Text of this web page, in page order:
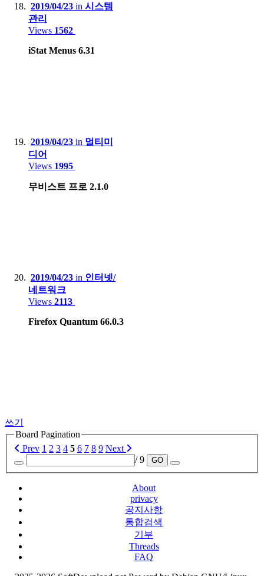
2019/04/23 in 시스템
관리
Views 1562
iStat Menus 6.31
2019/04/23 in 멀티미
디어
Views 1995
무비스트 프로 2.1.0
2019/04/23 in 인터넷/
네트워크
Views 2113
Firefox Quantum 66.0.3
쓰기
Board Pagination
Prev 1 2 3 4 5 6 7 8 9 Next
/ 9
GO
About
privacy
공지사항
통합검색
기부
Threads
FAQ